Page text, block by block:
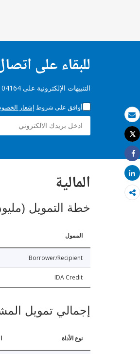
بريد الكتروني
طباعة
Tweet
Share
Share
للبقاء على
التنبيهات الإلكترونية على Project P104164
أوافق على شروط إشعار
المالية
خطة التمويل
الممول
Borrower/Recipient
IDA Credit
إجمالي تمويل
نوع الأداة